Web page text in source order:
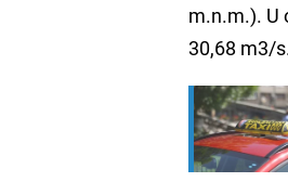
m.n.m.). U
30,68 m3/